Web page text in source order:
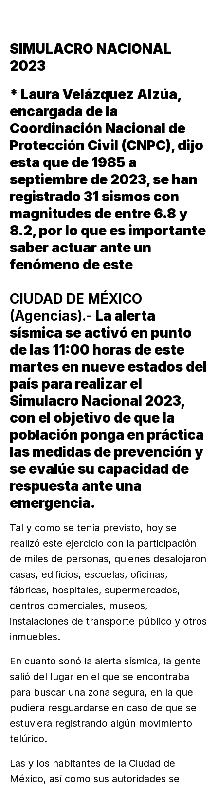
SIMULACRO NACIONAL
2023
* Laura Velázquez Alzúa,
encargada de la
Coordinación Nacional de
Protección Civil (CNPC), dijo
esta que de 1985 a
septiembre de 2023, se han
registrado 31 sismos con
magnitudes de entre 6.8 y
8.2, por lo que es importante
saber actuar ante un
fenómeno de este
CIUDAD DE MÉXICO
(Agencias).- La alerta
sísmica se activó en punto
de las 11:00 horas de este
martes en nueve estados del
país para realizar el
Simulacro Nacional 2023,
con el objetivo de que la
población ponga en práctica
las medidas de prevención y
se evalúe su capacidad de
respuesta ante una
emergencia.
Tal y como se tenía previsto, hoy se
realizó este ejercicio con la participación
de miles de personas, quienes desalojaron
casas, edificios, escuelas, oficinas,
fábricas, hospitales, supermercados,
centros comerciales, museos,
instalaciones de transporte público y otros
inmuebles.
En cuanto sonó la alerta sísmica, la gente
salió del lugar en el que se encontraba
para buscar una zona segura, en la que
pudiera resguardarse en caso de que se
estuviera registrando algún movimiento
telúrico.
Las y los habitantes de la Ciudad de
México, así como sus autoridades se